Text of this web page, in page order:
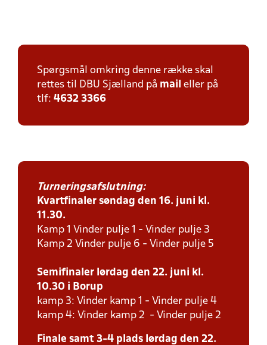
Spørgsmål omkring denne række skal
rettes til DBU Sjælland på mail eller på
tlf: 4632 3366
Turneringsafslutning:
Kvartfinaler søndag den 16. juni kl.
11.30.
Kamp 1 Vinder pulje 1 - Vinder pulje 3
Kamp 2 Vinder pulje 6 - Vinder pulje 5
Semifinaler lørdag den 22. juni kl.
10.30 i Borup
kamp 3: Vinder kamp 1 - Vinder pulje 4
kamp 4: Vinder kamp 2 - Vinder pulje 2
Finale samt 3-4 plads lørdag den 22.